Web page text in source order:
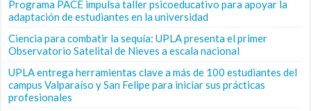
Programa PACE impulsa taller psicoeducativo para apoyar la
adaptación de estudiantes en la universidad
Ciencia para combatir la sequía: UPLA presenta el primer
Observatorio Satelital de Nieves a escala nacional
UPLA entrega herramientas clave a más de 100 estudiantes del
campus Valparaíso y San Felipe para iniciar sus prácticas
profesionales